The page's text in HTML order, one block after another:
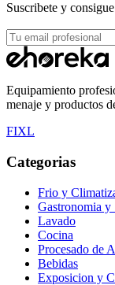
Suscribete y
Equipamiento
menaje y productos
FIXL
Categorias
Frio y
Gastronomia y
Lavado
Cocina
Procesado de
Bebidas
Exposicion y